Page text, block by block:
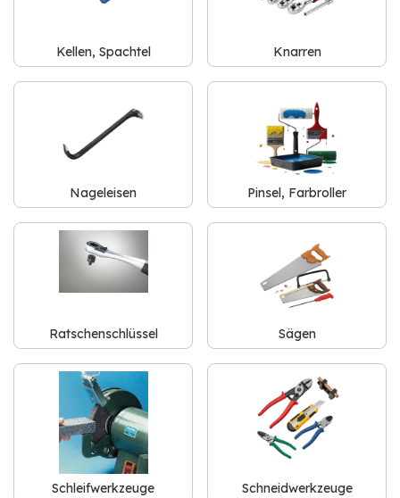
Kellen, Spachtel Knarren
Nageleisen Pinsel, Farbroller
Ratschenschlüssel Sägen
Schleifwerkzeuge Schneidwerkzeuge